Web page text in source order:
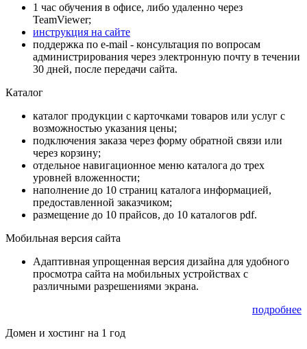
1 час обучения в офисе, либо удаленно через
TeamViewer;
инструкция на сайте
поддержка по e-mail - консультация по вопросам
администрирования через электронную почту в течении
30 дней, после передачи сайта.
Каталог
каталог продукции с карточками товаров или услуг с
возможностью указания цены;
подключения заказа через форму обратной связи или
через корзину;
отдельное навигационное меню каталога до трех
уровней вложенности;
наполнение до 10 страниц каталога информацией,
предоставленной заказчиком;
размещение до 10 прайсов, до 10 каталогов pdf.
Мобильная версия сайта
Адаптивная упрощенная версия дизайна для удобного
просмотра сайта на мобильных устройствах с
различными разрешениями экрана.
подробнее
Домен и хостинг на 1 год